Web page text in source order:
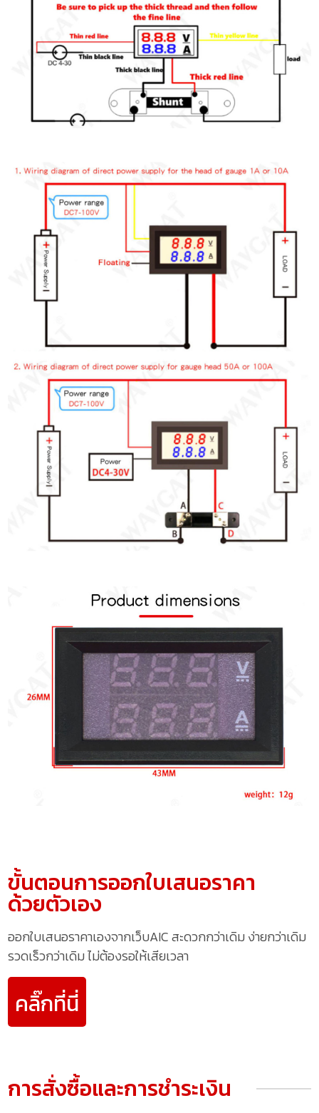
ขั้นตอนการออกใบเสนอราคา
ด้วยตัวเอง
ออกใบเสนอราคาเองจากเว็บAIC สะดวกกว่าเดิม ง่ายกว่าเดิม
รวดเร็วกว่าเดิม ไม่ต้องรอให้เสียเวลา
คลิ๊กที่นี่
การสั่งซื้อและการชำระเงิน